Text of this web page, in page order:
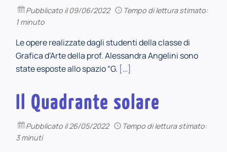
Pubblicato il 09/06/2022
Tempo di lettura stimato:
1 minuto
Le opere realizzate dagli studenti della classe di
Grafica d’Arte della prof. Alessandra Angelini sono
state esposte allo spazio “G. […]
Il Quadrante solare
Pubblicato il 26/05/2022
Tempo di lettura stimato:
3 minuti